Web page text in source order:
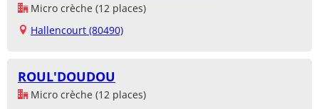
Micro crèche (12 places)
Hallencourt (80490)
ROUL'DOUDOU
Micro crèche (12 places)